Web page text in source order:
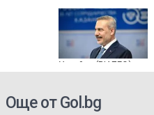
Украйна (ВИДЕО)
Още от Gol.bg